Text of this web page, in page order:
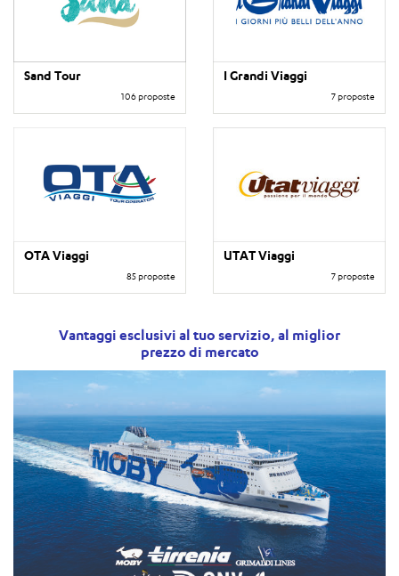
Sand Tour
106 proposte
I Grandi Viaggi
7 proposte
OTA Viaggi
85 proposte
UTAT Viaggi
7 proposte
Vantaggi esclusivi al tuo servizio, al miglior
prezzo di mercato